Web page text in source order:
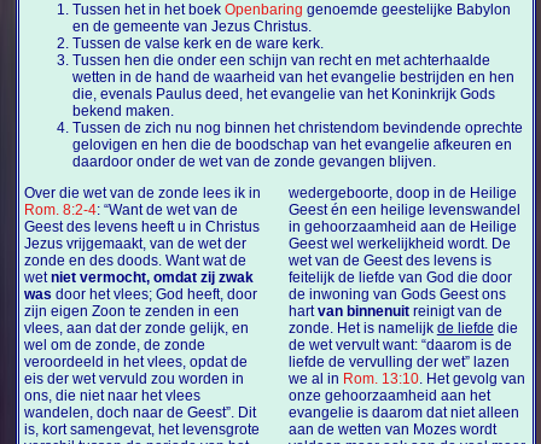
Tussen het in het boekOpenbaring genoemde geestelijke Babylon
en de gemeente van Jezus Christus.
Tussen de valse kerk en de ware kerk.
Tussen hen die onder een schijn van recht en met achterhaalde
wetten in de hand de waarheid van het evangelie bestrijden en hen
die, evenals Paulus deed, het evangelie van het Koninkrijk Gods
bekend maken.
Tussen de zich nu nog binnen het christendom bevindende oprechte
gelovigen en hen die de boodschap van het evangelie afkeuren en
daardoor onder de wet van de zonde gevangen blijven.
Over die wet van de zonde lees ik in
Rom. 8:2-4: “Want de wet van de
Geest des levens heeft u in Christus
Jezus vrijgemaakt, van de wet der
zonde en des doods. Want wat de
wetniet vermocht, omdat zij zwak
was door het vlees; God heeft, door
zijn eigen Zoon te zenden in een
vlees, aan dat der zonde gelijk, en
wel om de zonde, de zonde
veroordeeld in het vlees, opdat de
eis der wet vervuld zou worden in
ons, die niet naar het vlees
wandelen, doch naar de Geest”. Dit
is, kort samengevat, het levensgrote
wedergeboorte, doop in de Heilige
Geest én een heilige levenswandel
in gehoorzaamheid aan de Heilige
Geest wel werkelijkheid wordt. De
wet van de Geest des levens is
feitelijk de liefde van God die door
de inwoning van Gods Geest ons
hartvan binnenuitreinigt van de
zonde. Het is namelijk de liefde die
de wet vervult want: “daarom is de
liefde de vervulling der wet” lazen
we al in Rom. 13:10. Het gevolg van
onze gehoorzaamheid aan het
evangelie is daarom dat niet alleen
aan de wetten van Mozes wordt